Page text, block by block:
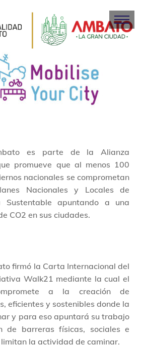
es parte de la Alianza
promueve que al menos 100
nacionales se comprometan
Nacionales y Locales de
Sustentable apuntando a una
CO2 en sus ciudades.
firmó la Carta Internacional del
Walk21 mediante la cual el
a la creación de
eficientes y sostenibles donde la
y para eso apuntará su trabajo
de barreras físicas, sociales e
la actividad de caminar.